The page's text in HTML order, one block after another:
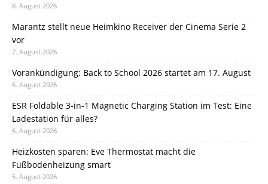
8. August 2026
Marantz stellt neue Heimkino Receiver der Cinema Serie 2
vor
7. August 2026
Vorankündigung: Back to School 2026 startet am 17. August
6. August 2026
ESR Foldable 3-in-1 Magnetic Charging Station im Test: Eine
Ladestation für alles?
6. August 2026
Heizkosten sparen: Eve Thermostat macht die
Fußbodenheizung smart
5. August 2026